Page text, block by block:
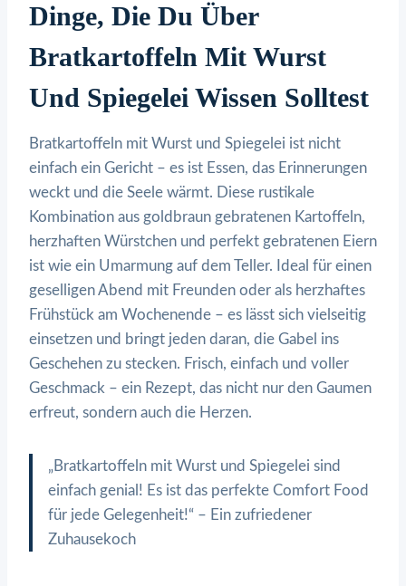
Dinge, Die Du Über
Bratkartoffeln Mit Wurst
Und Spiegelei Wissen Solltest
Bratkartoffeln mit Wurst und Spiegelei ist nicht
einfach ein Gericht – es ist Essen, das Erinnerungen
weckt und die Seele wärmt. Diese rustikale
Kombination aus goldbraun gebratenen Kartoffeln,
herzhaften Würstchen und perfekt gebratenen Eiern
ist wie ein Umarmung auf dem Teller. Ideal für einen
geselligen Abend mit Freunden oder als herzhaftes
Frühstück am Wochenende – es lässt sich vielseitig
einsetzen und bringt jeden daran, die Gabel ins
Geschehen zu stecken. Frisch, einfach und voller
Geschmack – ein Rezept, das nicht nur den Gaumen
erfreut, sondern auch die Herzen.
„Bratkartoffeln mit Wurst und Spiegelei sind
einfach genial! Es ist das perfekte Comfort Food
für jede Gelegenheit!“ – Ein zufriedener
Zuhausekoch